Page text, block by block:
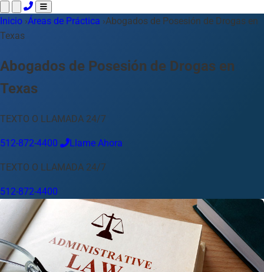
Llame 24/7 · 512-872-4400 Envíe un Texto
Acerca de Nosotros
Blog
Para Abogados
Idioma
Español English 中文 Français
Su Ubicación
Austin 512-872-4400
Cambiar ubicación
Usar mi ubicación
Abilene
Austin Beaumont Corpus Christi
Dallas
El Paso
Fort Worth Houston
Lubbock
McAllen
San Angelo Wichita Falls
Inicio ›Áreas de Práctica ›Abogados de Posesión de Drogas en
Texas
Abogados de Posesión de Drogas en
Texas
TEXTO O LLAMADA 24/7
512-872-4400 Llame Ahora
TEXTO O LLAMADA 24/7
512-872-4400